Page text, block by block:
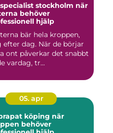
stockholm när
behöver
hjälp
bär hela kroppen,
efter dag. När de börjar
ont påverkar det snabbt
vardag, tr...
05. apr
köping när
behöver